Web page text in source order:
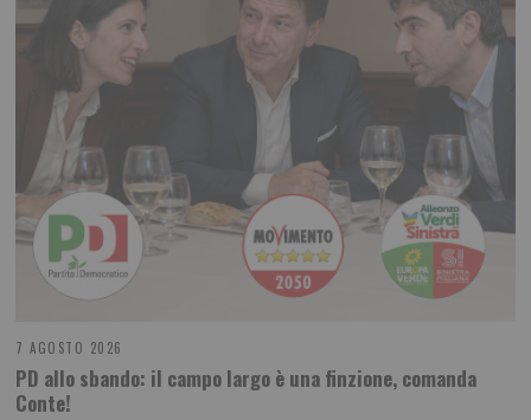
7 AGOSTO 2026
PD allo sbando: il campo largo è una finzione, comanda
Conte!